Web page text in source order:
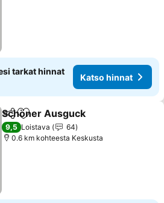
tarkat hinnat
Katso hinnat
Jaa Lisää suosikkeihin
Schöner Ausguck
9,5 Loistava
64
0.6 km kohteesta Keskusta